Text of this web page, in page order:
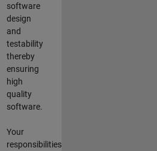
software
design
and
testability
thereby
ensuring
high
quality
software.
Your
responsibilities